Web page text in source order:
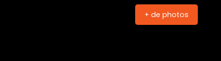
+ de photos